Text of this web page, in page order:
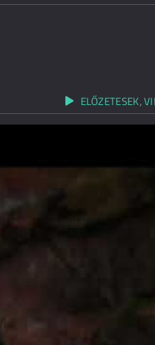
ELŐZETESEK,